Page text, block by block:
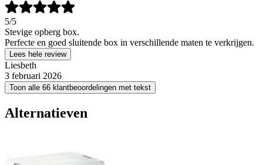
5/5
Stevige opberg box.
Perfecte en goed sluitende box in verschillende maten te verkrijgen.
Lees hele review
Liesbeth
3 februari 2026
Toon alle 66 klantbeoordelingen met tekst
Alternatieven